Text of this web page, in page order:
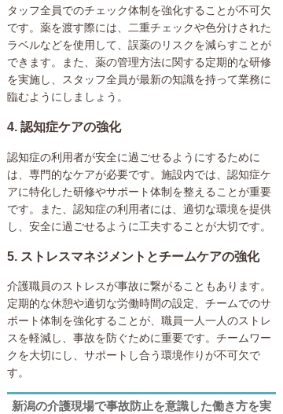
タッフ全員でのチェック体制を強化することが不可欠
です。薬を渡す際には、二重チェックや色分けされた
ラベルなどを使用して、誤薬のリスクを減らすことが
できます。また、薬の管理方法に関する定期的な研修
を実施し、スタッフ全員が最新の知識を持って業務に
臨むようにしましょう。
4. 認知症ケアの強化
認知症の利用者が安全に過ごせるようにするために
は、専門的なケアが必要です。施設内では、認知症ケ
アに特化した研修やサポート体制を整えることが重要
です。また、認知症の利用者には、適切な環境を提供
し、安全に過ごせるように工夫することが大切です。
5. ストレスマネジメントとチームケアの強化
介護職員のストレスが事故に繋がることもあります。
定期的な休憩や適切な労働時間の設定、チームでのサ
ポート体制を強化することが、職員一人一人のストレ
スを軽減し、事故を防ぐために重要です。チームワー
クを大切にし、サポートし合う環境作りが不可欠で
す。
新潟の介護現場で事故防止を意識した働き方を実